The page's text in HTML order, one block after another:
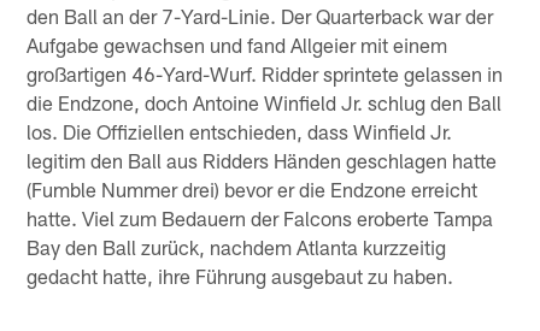
den Ball an der 7-Yard-Linie. Der Quarterback war der
Aufgabe gewachsen und fand Allgeier mit einem
großartigen 46-Yard-Wurf. Ridder sprintete gelassen in
die Endzone, doch Antoine Winfield Jr. schlug den Ball
los. Die Offiziellen entschieden, dass Winfield Jr.
legitim den Ball aus Ridders Händen geschlagen hatte
(Fumble Nummer drei) bevor er die Endzone erreicht
hatte. Viel zum Bedauern der Falcons eroberte Tampa
Bay den Ball zurück, nachdem Atlanta kurzzeitig
gedacht hatte, ihre Führung ausgebaut zu haben.